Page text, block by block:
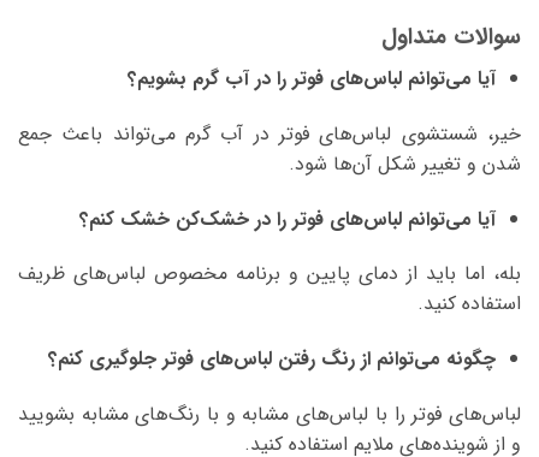
سوالات متداول
آیا می‌توانم لباس‌های فوتر را در آب گرم بشویم؟
خیر، شستشوی لباس‌های فوتر در آب گرم می‌تواند باعث جمع
شدن و تغییر شکل آن‌ها شود.
آیا می‌توانم لباس‌های فوتر را در خشک‌کن خشک کنم؟
بله، اما باید از دمای پایین و برنامه مخصوص لباس‌های ظریف
استفاده کنید.
چگونه می‌توانم از رنگ رفتن لباس‌های فوتر جلوگیری کنم؟
لباس‌های فوتر را با لباس‌های مشابه و با رنگ‌های مشابه بشویید
و از شوینده‌های ملایم استفاده کنید.